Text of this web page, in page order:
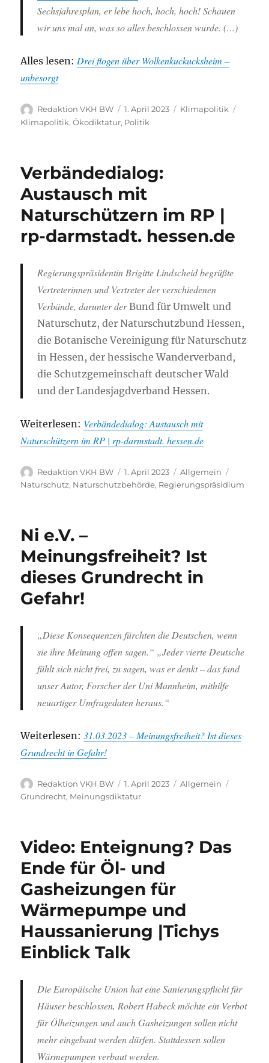
Sechsjahresplan, er lebe hoch, hoch, hoch! Schauen
wir uns mal an, was so alles beschlossen wurde. (…)
Alles lesen:Drei flogen über Wolkenkuckucksheim –
unbesorgt
Autor
Redaktion VKH BW
Veröffentlicht
am
1. April 2023 Kategorien
Klimapolitik
Klimapolitik,Ökodiktatur, Politik
Verbändedialog:
Austausch mit
Naturschützern im RP |
rp-darmstadt. hessen.de
Regierungspräsidentin Brigitte Lindscheid begrüßte
Vertreterinnen und Vertreter der verschiedenen
Verbände, darunter derBund für Umwelt und
Naturschutz, der Naturschutzbund Hessen,
die Botanische Vereinigung für Naturschutz
in Hessen, der hessische Wanderverband,
die Schutzgemeinschaft deutscher Wald
und der Landesjagdverband Hessen.
Weiterlesen: Verbändedialog: Austausch mit
Naturschützern im RP | rp-darmstadt. hessen.de
Autor
Redaktion VKH BW
Veröffentlicht
am
1. April 2023 Kategorien
Allgemein
Naturschutz, Naturschutzbehörde, Regierungspräsidium
Ni e.V. –
Meinungsfreiheit? Ist
dieses Grundrecht in
Gefahr!
„Diese Konsequenzen fürchten die Deutschen, wenn
sie ihre Meinung offen sagen.“ „Jeder vierte Deutsche
fühlt sich nicht frei, zu sagen, was er denkt – das fand
unser Autor, Forscher der Uni Mannheim, mithilfe
neuartiger Umfragedaten heraus.“
Weiterlesen:31.03.2023 – Meinungsfreiheit? Ist dieses
Grundrecht in Gefahr!
Autor
Redaktion VKH BW
Veröffentlicht
am
1. April 2023 Kategorien
Allgemein
Grundrecht, Meinungsdiktatur
Video: Enteignung? Das
Ende für Öl- und
Gasheizungen für
Wärmepumpe und
Haussanierung |Tichys
Einblick Talk
Die Europäische Union hat eine Sanierungspflicht für
Häuser beschlossen, Robert Habeck möchte ein Verbot
für Ölheizungen und auch Gasheizungen sollen nicht
mehr eingebaut werden dürfen. Stattdessen sollen
Wärmepumpen verbaut werden.